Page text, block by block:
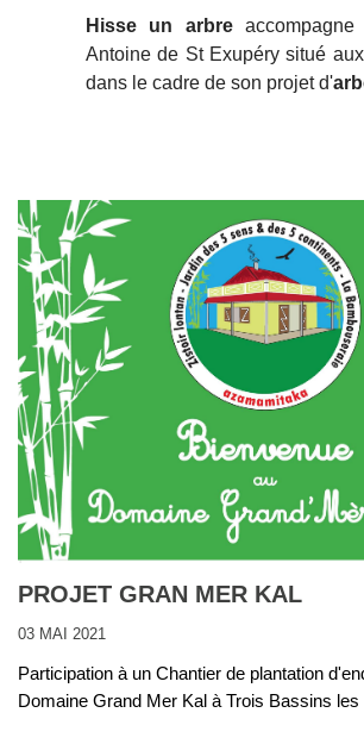
Hisse un arbre
Antoine de St Exupéry situé aux
dans le cadre de son projet d'
PROJET GRAN MER KAL
03 MAI 2021
Participation à un Chantier de plantation
Domaine Grand Mer Kal à Trois Bassins les